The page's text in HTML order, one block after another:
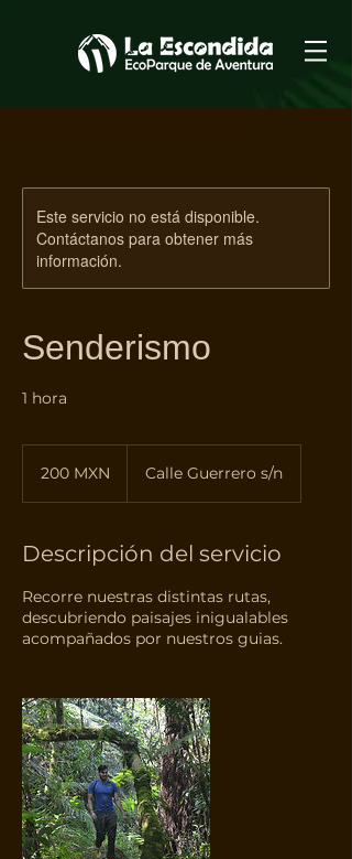
Este servicio no está disponible.
Contáctanos para obtener más
información.
Senderismo
1 hora
mexicanos
200 MXN Calle Guerrero s/n
Descripción del servicio
Recorre nuestras distintas rutas,
descubriendo paisajes inigualables
acompañados por nuestros guias.